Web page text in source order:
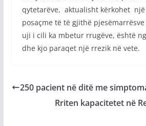
qytetarëve, aktualisht kërkohet një
posaçme të të gjithë
uji i cili ka mbetur rrugëve, është
dhe kjo paraqet një rrezik në vete.
250 pacient në ditë me
Rriten kapacitetet në